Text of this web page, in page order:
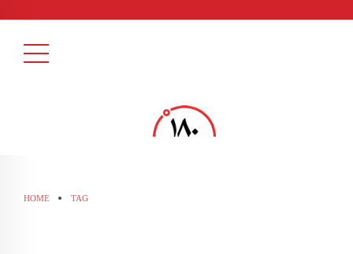
HOME TAG